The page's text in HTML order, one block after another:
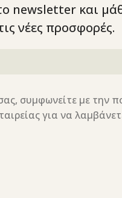
newsletter και
νέες προσφορές.
συμφωνείτε με την
για να